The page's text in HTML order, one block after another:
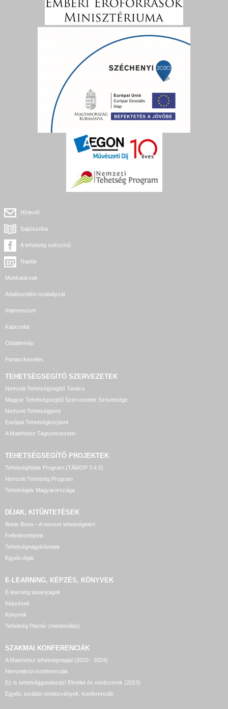
Hírlevél
Sajtószoba
A tehetség sokszínű
Naptár
Munkatársak
Adatkezelési szabályzat
Impresszum
Kapcsolat
Oldaltérkép
Panaszkezelés
TEHETSÉGSEGÍTŐ SZERVEZETEK
Nemzeti Tehetségsegítő Tanács
Magyar Tehetségsegítő Szervezetek Szövetsége
Nemzeti Tehetségpont
Európai Tehetségközpont
A Matehetsz Tagszervezetei
TEHETSÉGSEGÍTŐ PROJEKTEK
Tehetséghidak Program (TÁMOP 3.4.5)
Nemzeti Tehetség Program
Tehetségek Magyarországa
DÍJAK, KITÜNTETÉSEK
Bonis Bona – A nemzet tehetségeiért
Felfedezettjeink
Tehetségnagykövetek
Egyéb díjak
E-LEARNING, KÉPZÉS, KÖNYVEK
E-learning tananyagok
Képzések
Könyvek
Tehetség Piactér (mentorálás)
SZAKMAI KONFERENCIÁK
A Matehetsz tehetségnapjai (2010 - 2024)
Nemzetközi konferenciák
Ez is tehetséggondozás! Elmélet és módszerek (2013)
Egyéb, további rendezvények, konferenciák